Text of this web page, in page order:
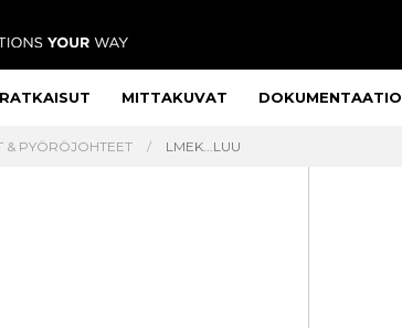
RATKAISUT MITTAKUVAT DOKUMENTAATIO
& PYÖRÖJOHTEET LMEK...LUU